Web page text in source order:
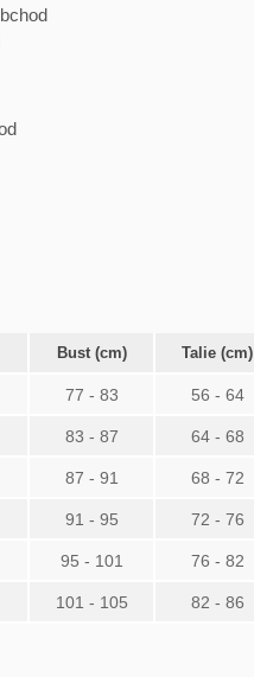
Bust (cm) Talie (cm)
77 - 83 56 - 64
83 - 87 64 - 68
87 - 91 68 - 72
91 - 95 72 - 76
95 - 101 76 - 82
101 - 105 82 - 86